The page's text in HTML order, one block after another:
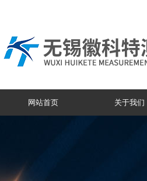
网站首页 关于我们